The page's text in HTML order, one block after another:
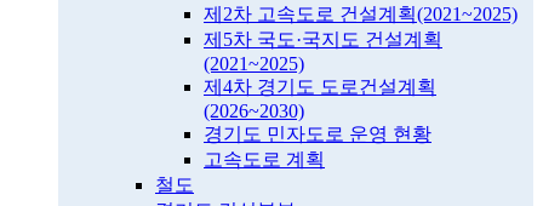
제2차 고속도로 건설계획(2021~2025)
제5차 국도·국지도 건설계획
(2021~2025)
제4차 경기도 도로건설계획
(2026~2030)
경기도 민자도로 운영 현황
고속도로 계획
철도